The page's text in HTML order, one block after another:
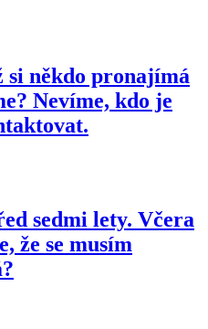
si někdo pronajímá
Nevíme, kdo je
sedmi lety. Včera
že se musím